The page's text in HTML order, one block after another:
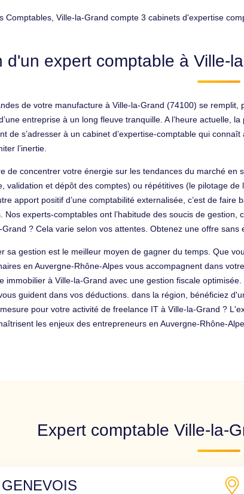
Comptables, Ville-la-Grand compte 3 cabinets d'expertise
d'un expert comptable à Ville-
de votre manufacture à Ville-la-Grand (74100) se
entreprise à un long fleuve tranquille. A l’heure actuelle,
de s’adresser à un cabinet d’expertise-comptable qui
l’inertie.
de concentrer votre énergie sur les tendances du marché
validation et dépôt des comptes) ou répétitives (le pilotage
apport positif d’une comptabilité externalisée, c’est de
Nos experts-comptables ont l’habitude des soucis de
Grand ? Cela varie selon vos attentes. Obtenez une offre sans
sa gestion est le meilleur moyen de gagner du temps. Que
en Auvergne-Rhône-Alpes vous accompagnent dans
immobilier à Ville-la-Grand avec une gestion fiscale
guident dans vos déductions. dans la région, bénéficiez
pour votre activité de freelance IT à Ville-la-Grand ?
les enjeux des entrepreneurs en Auvergne-Rhône-
Expert comptable Ville-la-